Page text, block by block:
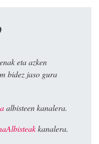
eta azken
bidez jaso gura
albisteen kanalera.
kanalera.